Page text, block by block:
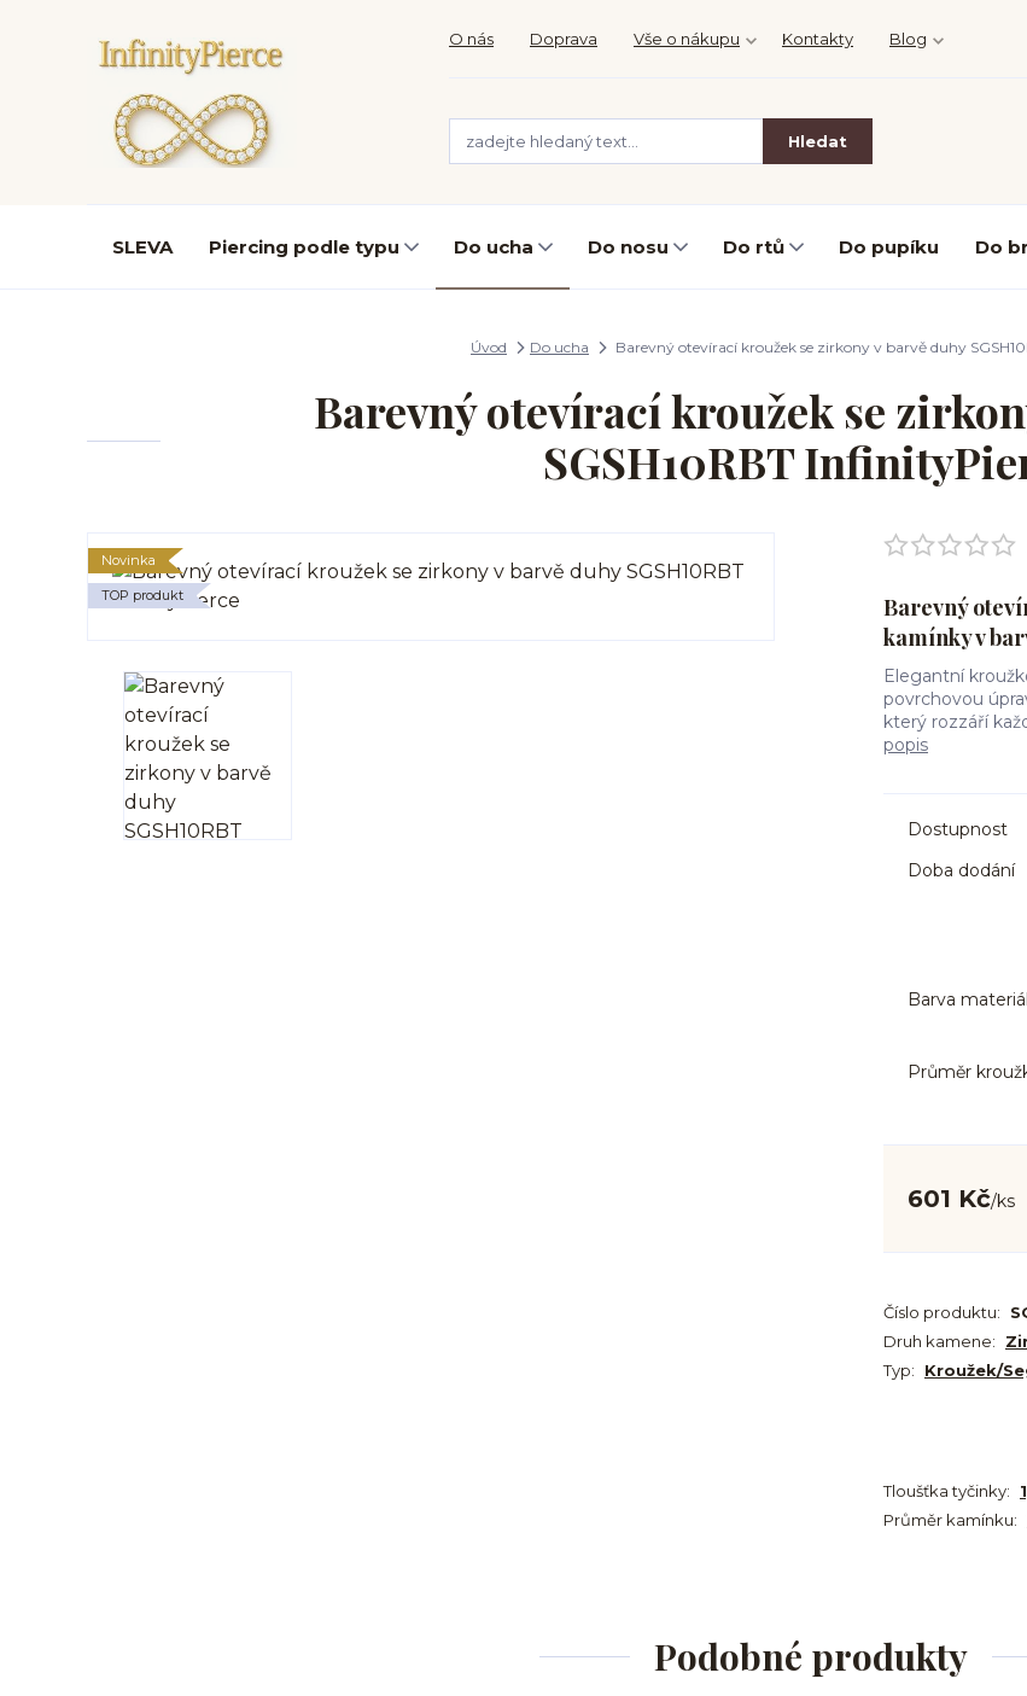
O nás Doprava Vše o nákupu Kontakty Blog
Hledat
SLEVA Piercing podle typu Do ucha Do nosu Do rtů Do pupíku Do
Úvod Do ucha Barevný otevírací kroužek se zirkony v barvě duhy
Barevný otevírací kroužek se
SGSH10RBT
Novinka
TOP produkt
Barevný
kamínky v
Elegantní
povrchovou
který rozzáří
popis
Dostupnost
Doba dodání
Barva
Průměr
601 Kč/ks
Číslo produktu:
Druh kamene:
Typ:
Kroužek/
Tloušťka tyčinky:
Průměr kamínku:
Podobné produkty